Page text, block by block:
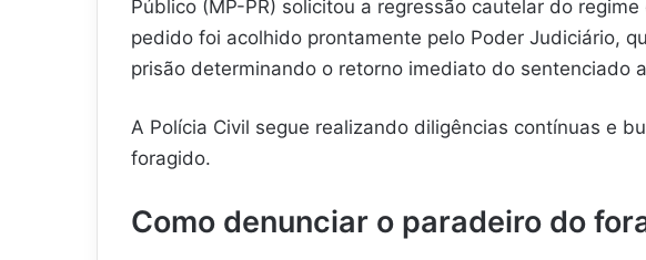
Público (MP-PR) solicitou a regressão cautelar do
pedido foi acolhido prontamente pelo Poder Judiciário,
prisão determinando o retorno imediato do sentenciado
A Polícia Civil segue realizando diligências contínuas e
foragido.
Como denunciar o paradeiro do